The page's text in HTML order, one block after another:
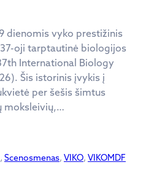
dienomis vyko prestižinis
oji tarptautinė biologijos
International Biology
Šis istorinis įvykis į
per šešis šimtus
moksleivių,…
, Scenosmenas, VIKO, VIKOMDF